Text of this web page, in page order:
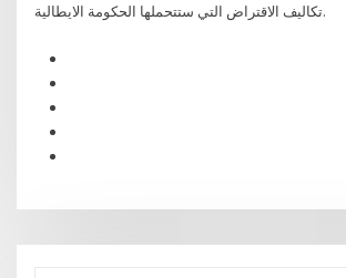
تكاليف الاقتراض التي ستتحملها الحكومة الايطالية.